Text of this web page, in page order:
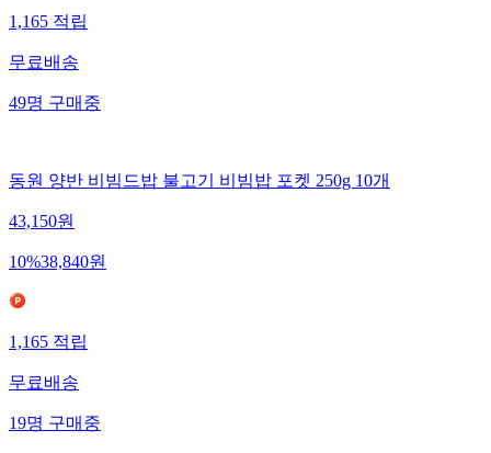
1,165적립
무료배송
49명구매중
동원 양반 비빔드밥 불고기 비빔밥 포켓 250g 10개
43,150원
10%38,840원
1,165적립
무료배송
19명구매중